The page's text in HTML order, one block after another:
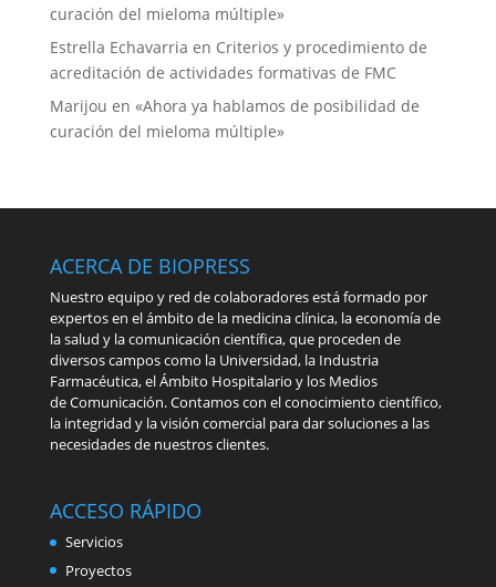
curación del mieloma múltiple»
Estrella Echavarria en Criterios y procedimiento de
acreditación de actividades formativas de FMC
Marijou en «Ahora ya hablamos de posibilidad de
curación del mieloma múltiple»
ACERCA DE BIOPRESS
Nuestro equipo y red de colaboradores está formado por
expertos en el ámbito de la medicina clínica, la economía de
la salud y la comunicación científica, que proceden de
diversos campos como la Universidad, la Industria
Farmacéutica, el Ámbito Hospitalario y los Medios
de Comunicación. Contamos con el conocimiento científico,
la integridad y la visión comercial para dar soluciones a las
necesidades de nuestros clientes.
ACCESO RÁPIDO
Servicios
Proyectos